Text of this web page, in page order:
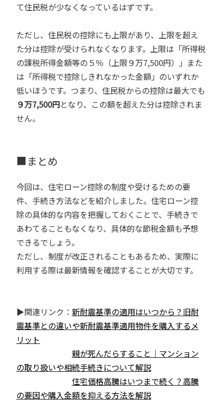
て住民税が少なくなっているはずです。
ただし、住民税の控除にも上限があり、上限を超え
た分は控除が受けられなくなります。上限は「所得税
の課税所得金額等の５％（上限９万7,500円）」また
は「所得税で控除しきれなかった金額」のいずれか
低いほうです。つまり、住民税からの控除は最大でも
９万7,500円となり、この額を超えた分は控除されま
せん。
■まとめ
今回は、住宅ローン控除の制度や受けるための要
件、手続き方法などを紹介しました。住宅ローン控
除の具体的な内容を把握しておくことで、手続きで
あわてることもなくなり、具体的な節税金額も予想
できるでしょう。
ただし、制度が改正されることもあるため、実際に
利用する際は最新情報を確認することが大切です。
▶関連リンク： 新耐震基準の適用はいつから？旧耐
震基準との違いや新耐震基準適用物件を購入するメ
リット
親が死んだらすること｜マンション
の取り扱いや相続手続きについて解説
住宅価格高騰はいつまで続く？高騰
の要因や購入金額を抑える方法を解説